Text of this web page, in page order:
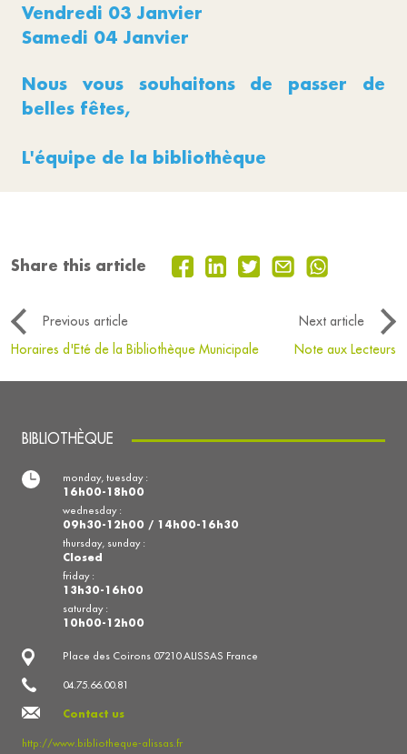
Vendredi 03 Janvier
Samedi 04 Janvier
Nous vous souhaitons de passer de
belles fêtes,
L'équipe de la bibliothèque
Share this article
Previous article
Next article
Horaires d'Eté de la Bibliothèque Municipale
Note aux Lecteurs
BIBLIOTHÈQUE
Place des Coirons 07210 ALISSAS France
04.75.66.00.81
Contact us
http://www.bibliotheque-alissas.fr
monday, tuesday :
16h00-18h00
wednesday :
09h30-12h00 / 14h00-16h30
thursday, sunday :
Closed
friday :
13h30-16h00
saturday :
10h00-12h00